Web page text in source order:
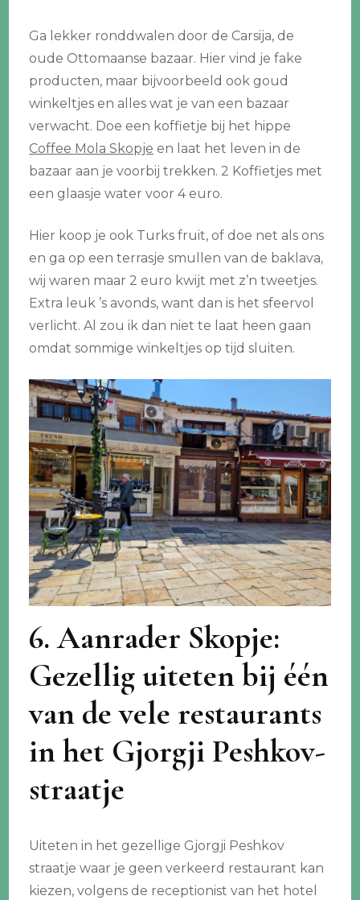
Ga lekker ronddwalen door de Carsija, de
oude Ottomaanse bazaar. Hier vind je fake
producten, maar bijvoorbeeld ook goud
winkeltjes en alles wat je van een bazaar
verwacht. Doe een koffietje bij het hippe
Coffee Mola Skopje en laat het leven in de
bazaar aan je voorbij trekken. 2 Koffietjes met
een glaasje water voor 4 euro.
Hier koop je ook Turks fruit, of doe net als ons
en ga op een terrasje smullen van de baklava,
wij waren maar 2 euro kwijt met z’n tweetjes.
Extra leuk ’s avonds, want dan is het sfeervol
verlicht. Al zou ik dan niet te laat heen gaan
omdat sommige winkeltjes op tijd sluiten.
6. Aanrader Skopje:
Gezellig uiteten bij één
van de vele restaurants
in het Gjorgji Peshkov-
straatje
Uiteten in het gezellige Gjorgji Peshkov
straatje waar je geen verkeerd restaurant kan
kiezen, volgens de receptionist van het hotel